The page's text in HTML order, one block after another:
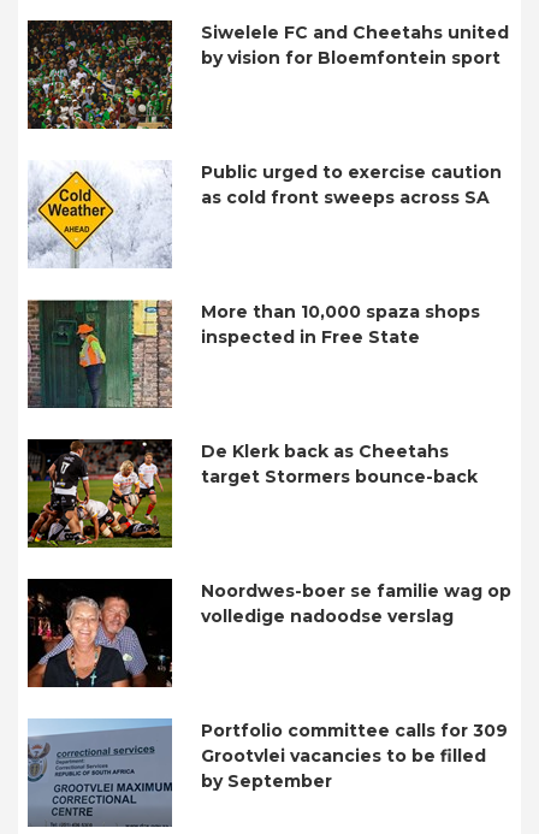
Siwelele FC and Cheetahs united
by vision for Bloemfontein sport
Public urged to exercise caution
as cold front sweeps across SA
More than 10,000 spaza shops
inspected in Free State
De Klerk back as Cheetahs
target Stormers bounce-back
Noordwes-boer se familie wag op
volledige nadoodse verslag
Portfolio committee calls for 309
Grootvlei vacancies to be filled
by September